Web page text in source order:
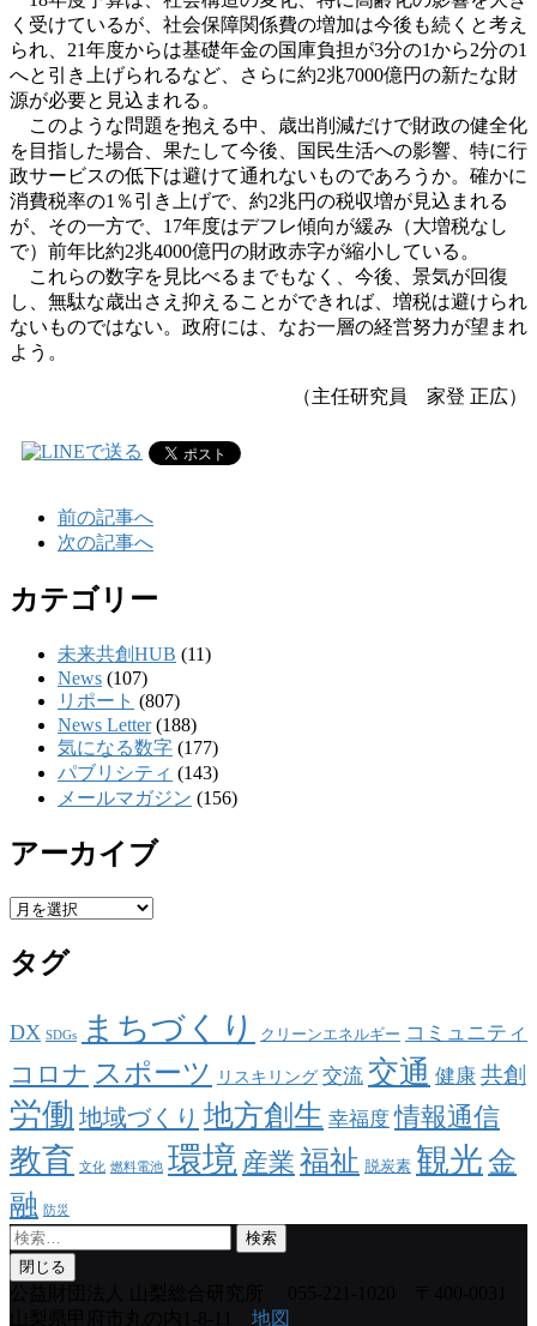
く受けているが、社会保障関係費の増加は今後も続くと考え
られ、21年度からは基礎年金の国庫負担が3分の1から2分の1
へと引き上げられるなど、さらに約2兆7000億円の新たな財
源が必要と見込まれる。
このような問題を抱える中、歳出削減だけで財政の健全化
を目指した場合、果たして今後、国民生活への影響、特に行
政サービスの低下は避けて通れないものであろうか。確かに
消費税率の1％引き上げで、約2兆円の税収増が見込まれる
が、その一方で、17年度はデフレ傾向が緩み（大増税なし
で）前年比約2兆4000億円の財政赤字が縮小している。
これらの数字を見比べるまでもなく、今後、景気が回復
し、無駄な歳出さえ抑えることができれば、増税は避けられ
ないものではない。政府には、なお一層の経営努力が望まれ
よう。
（主任研究員 家登 正広）
前の記事へ
次の記事へ
カテゴリー
未来共創HUB (11)
News (107)
リポート (807)
News Letter(188)
気になる数字 (177)
パブリシティ (143)
メールマガジン (156)
アーカイブ
ア
カ
イ
タグ
DX SDGs まちづくり クリーンエネルギー コミュニティ
コロナ スポーツ リスキリング 交流 交通 健康 共創
労働 地域づくり 地方創生 幸福度 情報通信
教育 文化 燃料電池 環境 産業 福祉 脱炭素 観光金
融
防災
検
索:閉じる
地図